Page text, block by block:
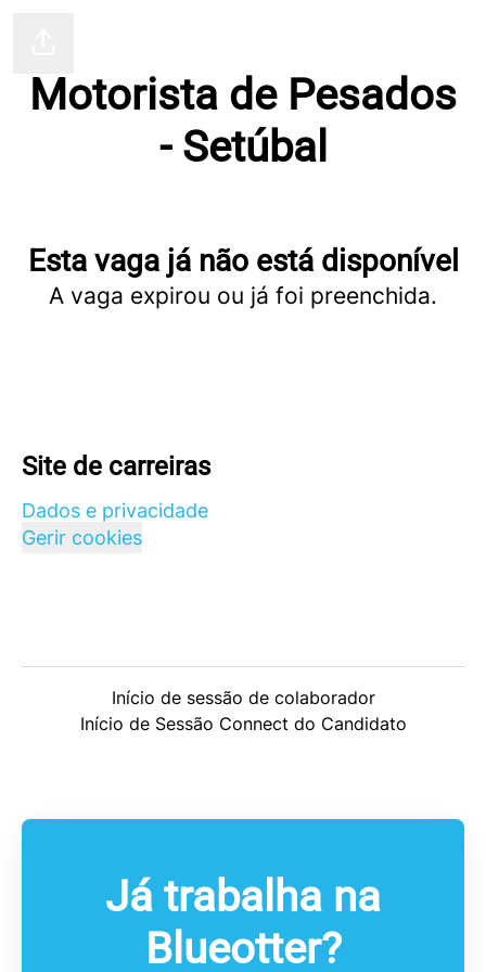
Motorista de Pesados
- Setúbal
Esta vaga já não está disponível
A vaga expirou ou já foi preenchida.
Site de carreiras
Dados e privacidade
Gerir cookies
Início de sessão de colaborador
Início de Sessão Connect do Candidato
Já trabalha na
Blueotter?